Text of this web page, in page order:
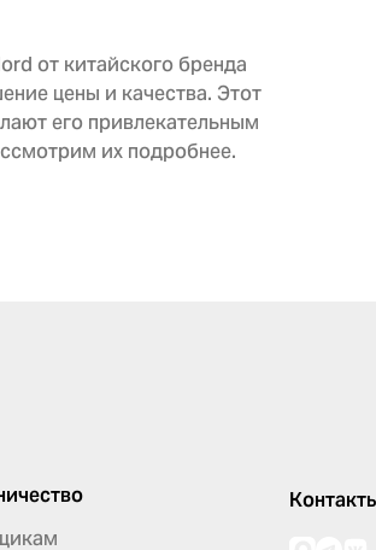
от китайского бренда
цены и качества. Этот
его привлекательным
их подробнее.